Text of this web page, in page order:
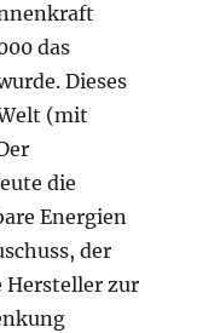
das
Dieses
(mit
die
Energien
der
Hersteller zur